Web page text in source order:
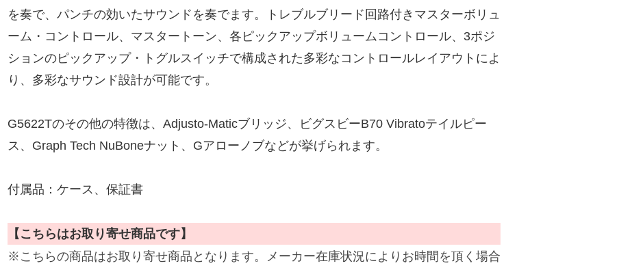
を奏で、パンチの効いたサウンドを奏でます。トレブルブリード回路付きマスターボリュ
ーム・コントロール、マスタートーン、各ピックアップボリュームコントロール、3ポジ
ションのピックアップ・トグルスイッチで構成された多彩なコントロールレイアウトによ
り、多彩なサウンド設計が可能です。
G5622Tのその他の特徴は、Adjusto-Maticブリッジ、ビグスビーB70 Vibratoテイルピー
ス、Graph Tech NuBoneナット、Gアローノブなどが挙げられます。
付属品：ケース、保証書
【こちらはお取り寄せ商品です】
※こちらの商品はお取り寄せ商品となります。メーカー在庫状況によりお時間を頂く場合